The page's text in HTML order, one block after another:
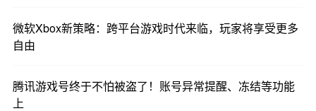
微软Xbox新策略：跨平台游戏时代来临，玩家将享受更多
自由
腾讯游戏号终于不怕被盗了！账号异常提醒、冻结等功能
上